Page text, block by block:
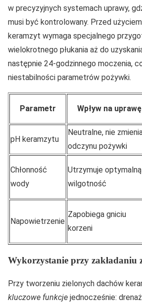
w precyzyjnych systemach uprawy,
musi być kontrolowany. Przed
keramzyt wymaga specjalnego
wielokrotnego płukania aż do
następnie 24-godzinnego moczenia,
niestabilności parametrów pożywki.
Parametr Wpływ na uprawę
pH keramzytu
Neutralne, nie
odczynu pożywki
Chłonność
wody
Utrzymuje optymalną
wilgotność
Napowietrzenie
Zapobiega gniciu
korzeni
Wykorzystanie przy zakładaniu
Przy tworzeniu zielonych dachów
kluczowe funkcje jednocześnie: